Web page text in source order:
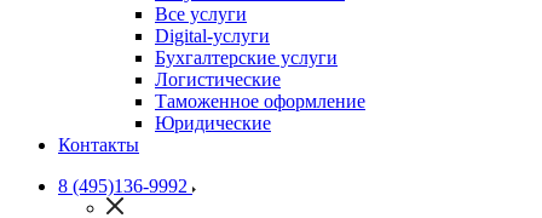
Все услуги
Digital-услуги
Бухгалтерские услуги
Логистические
Таможенное оформление
Юридические
Контакты
8 (495)136-9992